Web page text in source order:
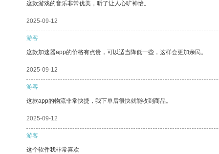
这款游戏的音乐非常优美，听了让人心旷神怡。
2025-09-12
游客
这款加速器app的价格有点贵，可以适当降低一些，这样会更加亲民。
2025-09-12
游客
这款app的物流非常快捷，我下单后很快就能收到商品。
2025-09-12
游客
这个软件我非常喜欢